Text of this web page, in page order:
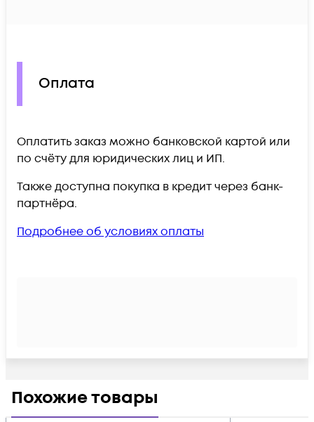
Оплата
Оплатить заказ можно банковской картой или
по счёту для юридических лиц и ИП.
Также доступна покупка в кредит через банк-
партнёра.
Подробнее об условиях оплаты
Похожие товары